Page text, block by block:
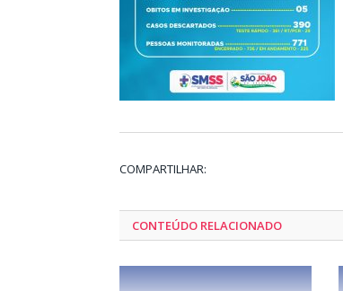
COMPARTILHAR:
CONTEÚDO RELACIONADO